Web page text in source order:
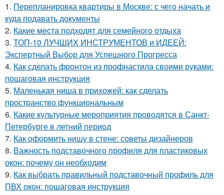
1. Перепланировка квартиры в Москве: с чего начать и
куда подавать документы
2. Какие места подходят для семейного отдыха
3. ТОП-10 ЛУЧШИХ ИНСТРУМЕНТОВ и ИДЕЕЙ:
Экспертный Выбор для Успешного Прогресса
4. Как сделать фронтон из профнастила своими руками:
пошаговая инструкция
5. Маленькая ниша в прихожей: как сделать
пространство функциональным
6. Какие культурные мероприятия проводятся в Санкт-
Петербурге в летний период
7. Как оформить нишу в стене: советы дизайнеров
8. Важность подставочного профиля для пластиковых
окон: почему он необходим
9. Как выбрать правильный подставочный профиль для
ПВХ окон: пошаговая инструкция